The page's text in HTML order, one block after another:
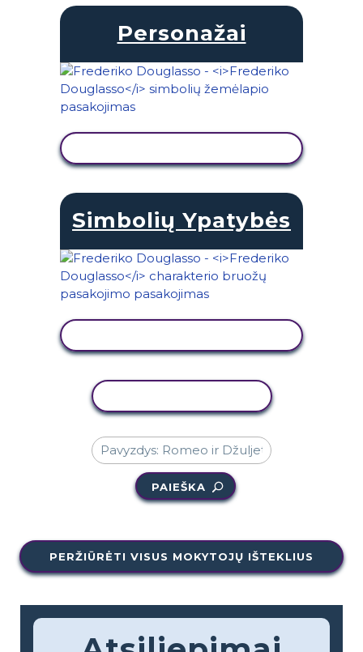
Personažai
Simbolių Ypatybės
PAIEŠKA
PERŽIŪRĖTI VISUS MOKYTOJŲ IŠTEKLIUS